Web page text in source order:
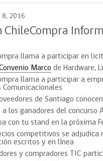
en línea
competencias
Ayuda
estratégicas
Coordinadas
Circular
Bases
Trato
8, 2016
ChileCompra
llama a participar en
Marco de Hardware,
llama a participar a
Comunicacionales
de Santiago
a los ganadores del concurso
con tu stand en la próxima
competitivos se adjudica
escritos y en línea
y compradores TIC